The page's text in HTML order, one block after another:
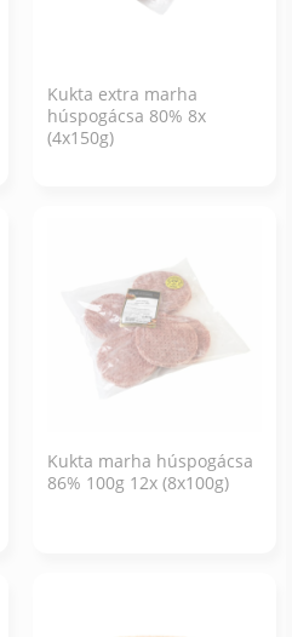
Kukta extra marha
húspogácsa 80% 8x
(4x150g)
Kukta marha húspogácsa
86% 100g 12x (8x100g)